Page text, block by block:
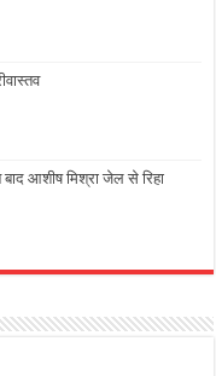
आशीष मिश्रा जेल से रिहा